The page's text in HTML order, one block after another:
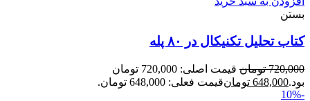
بستن
کتاب تحلیل تکنیکال در ۸۰ پله
720,000 تومان
قیمت اصلی: 720,000 تومان
بود.648,000 تومانقیمت فعلی: 648,000 تومان.
-10%